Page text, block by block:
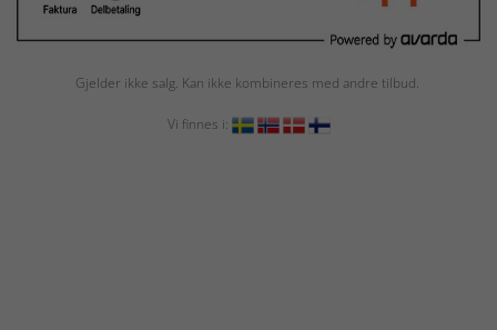
Gjelder ikke salg. Kan ikke kombineres med andre tilbud.
Vi finnes i: